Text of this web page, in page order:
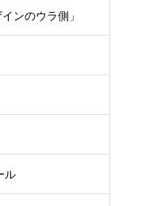
ンのウラ側」
ル